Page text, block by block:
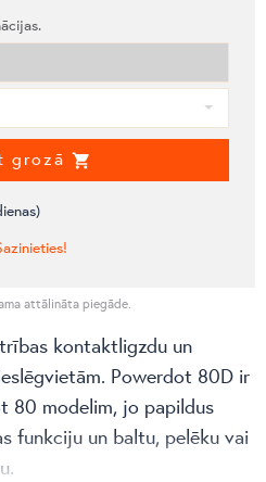
grozā
attālināta piegāde.
kontaktligzdu un
Powerdot 80D ir
80 modelim, jo papildus
funkciju un baltu, pelēku vai